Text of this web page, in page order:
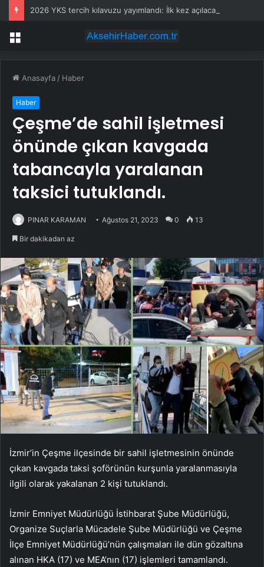
Menü
Anasayfa / Haber
Haber
Çeşme’de sahil işletmesi
önünde çıkan kavgada
tabancayla yaralanan
taksici tutuklandı.
PINAR KARAMAN Ağustos 21, 2023 0 13
Bir dakikadan az
İzmir’in Çeşme ilçesinde bir sahil işletmesinin önünde
çıkan kavgada taksi şoförünün kurşunla yaralanmasıyla
ilgili olarak yakalanan 2 kişi tutuklandı.
İzmir Emniyet Müdürlüğü İstihbarat Şube Müdürlüğü,
Organize Suçlarla Mücadele Şube Müdürlüğü ve Çeşme
İlçe Emniyet Müdürlüğü’nün çalışmaları ile dün gözaltına
alınan HKA (17) ve MEA’nın (17) işlemleri tamamlandı.